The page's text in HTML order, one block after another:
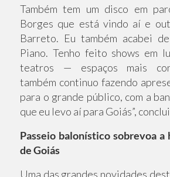
Também tem um disco em
Borges que está vindo aí e
Barreto. Eu também acabei
Piano. Tenho feito shows em
teatros — espaços mais
também continuo fazendo
para o grande público, com a
que eu levo aí para Goiás”,
Passeio balonístico sobrevoa a
de Goiás
Uma das grandes novidades